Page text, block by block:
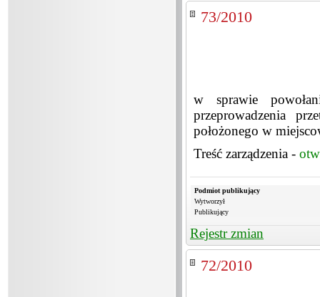
73/2010
w sprawie
przeprowadzenia
położonego w
Treść zarządzenia -
Podmiot publikujący
Wytworzył
Publikujący
Rejestr zmian
72/2010